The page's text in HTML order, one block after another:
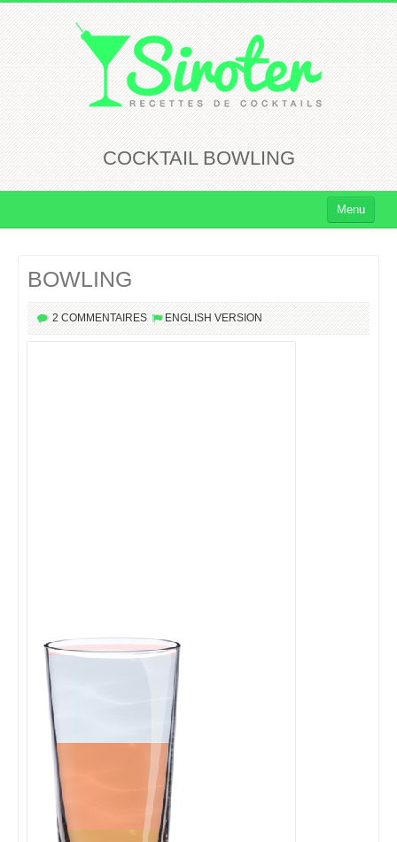
COCKTAIL BOWLING
Menu
Cocktails Rhum
Cocktails Vodka
BOWLING
2 COMMENTAIRES ENGLISH VERSION